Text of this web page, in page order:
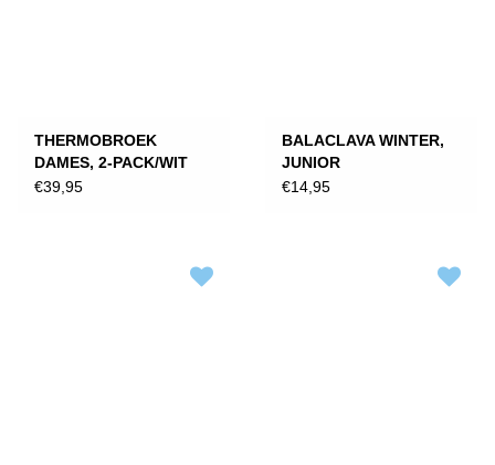
THERMOBROEK
DAMES, 2-PACK/WIT
€39,95
BALACLAVA WINTER,
JUNIOR
€14,95